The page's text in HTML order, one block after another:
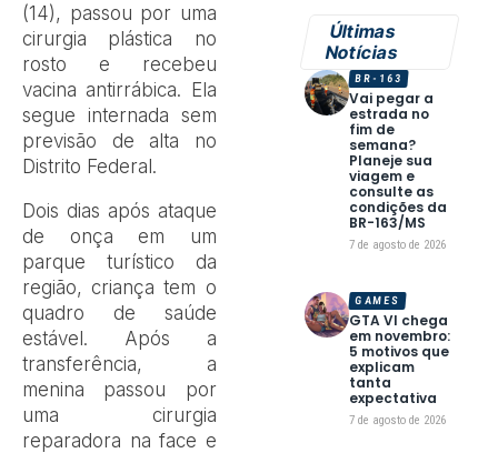
(14), passou por uma
cirurgia plástica no
rosto e recebeu
vacina antirrábica. Ela
segue internada sem
previsão de alta no
Distrito Federal.
Dois dias após ataque
de onça em um
parque turístico da
região, criança tem o
quadro de saúde
estável. Após a
transferência, a
menina passou por
uma cirurgia
reparadora na face e
Últimas
Notícias
Vai pegar a
estrada no
fim de
semana?
Planeje sua
viagem e
consulte as
condições da
BR-163/MS
7 de agosto de 2026
BR-163
GTA VI chega
em novembro:
5 motivos que
explicam
tanta
expectativa
7 de agosto de 2026
GAMES